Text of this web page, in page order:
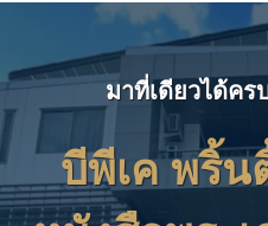
มาที่เดียวได้ค
บีพีเค พริ้น